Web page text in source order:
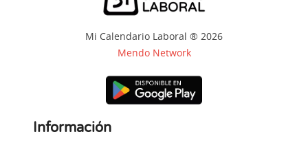
Mi Calendario Laboral ® 2026
Mendo Network
Información